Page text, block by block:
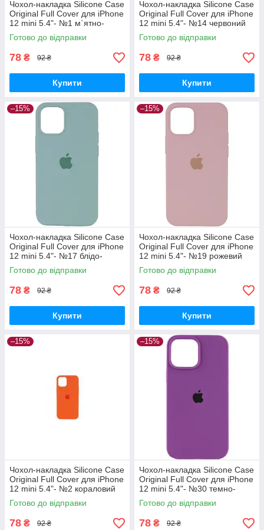
Чохол-накладка Silicone Case
Original Full Cover для iPhone
12 mini 5.4"- №1 м`ятно-
зелений
Готово до відправки
78 ₴ 92 ₴
Купити
Чохол-накладка Silicone Case
Original Full Cover для iPhone
12 mini 5.4"- №14 червоний
Готово до відправки
78 ₴ 92 ₴
Купити
–15%
Чохол-накладка Silicone Case
Original Full Cover для iPhone
12 mini 5.4"- №17 блідо-
бірюзовий
Готово до відправки
78 ₴ 92 ₴
Купити
–15%
Чохол-накладка Silicone Case
Original Full Cover для iPhone
12 mini 5.4"- №19 рожевий
пісок
Готово до відправки
78 ₴ 92 ₴
Купити
–15%
Чохол-накладка Silicone Case
Original Full Cover для iPhone
12 mini 5.4"- №2 кораловий
Готово до відправки
78 ₴ 92 ₴
–15%
Чохол-накладка Silicone Case
Original Full Cover для iPhone
12 mini 5.4"- №30 темно-
фіолетовий
Готово до відправки
78 ₴ 92 ₴